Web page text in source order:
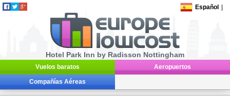
Español
Hotel Park Inn by Radisson Nottingham
Vuelos baratos Aeropuertos
Compañías Aéreas